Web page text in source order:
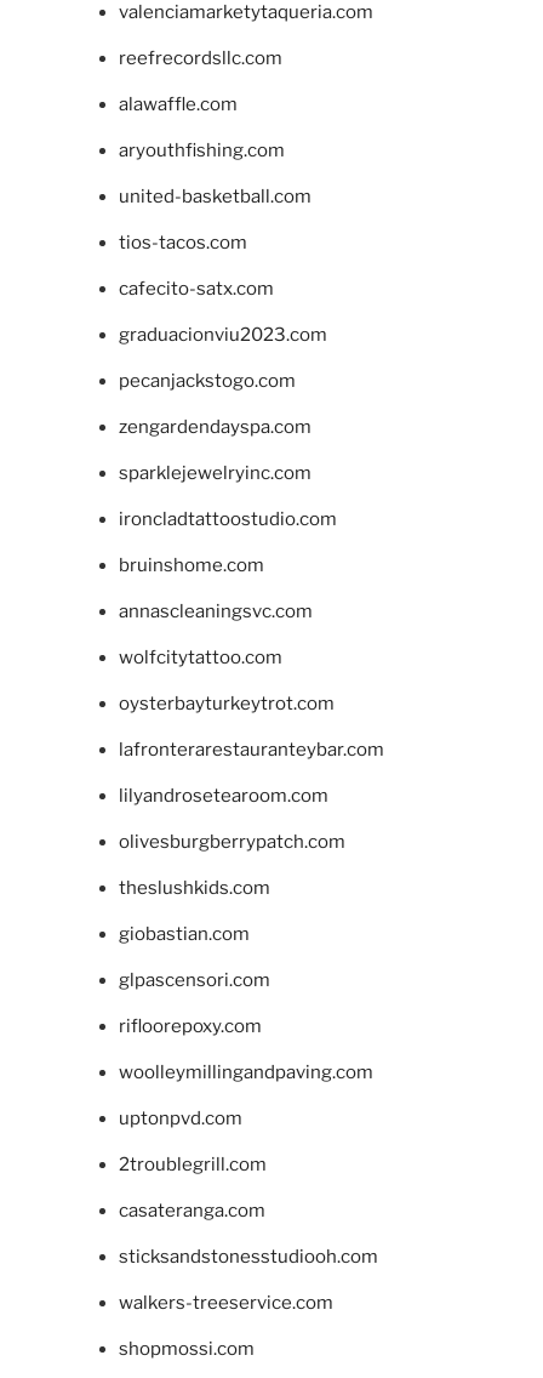
valenciamarketytaqueria.com
reefrecordsllc.com
alawaffle.com
aryouthfishing.com
united-basketball.com
tios-tacos.com
cafecito-satx.com
graduacionviu2023.com
pecanjackstogo.com
zengardendayspa.com
sparklejewelryinc.com
ironcladtattoostudio.com
bruinshome.com
annascleaningsvc.com
wolfcitytattoo.com
oysterbayturkeytrot.com
lafronterarestauranteybar.com
lilyandrosetearoom.com
olivesburgberrypatch.com
theslushkids.com
giobastian.com
glpascensori.com
rifloorepoxy.com
woolleymillingandpaving.com
uptonpvd.com
2troublegrill.com
casateranga.com
sticksandstonesstudiooh.com
walkers-treeservice.com
shopmossi.com